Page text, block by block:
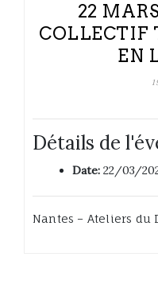
22
COLLECTIF
EN
Détails de
Date: 22/03/
Nantes – Ateliers du